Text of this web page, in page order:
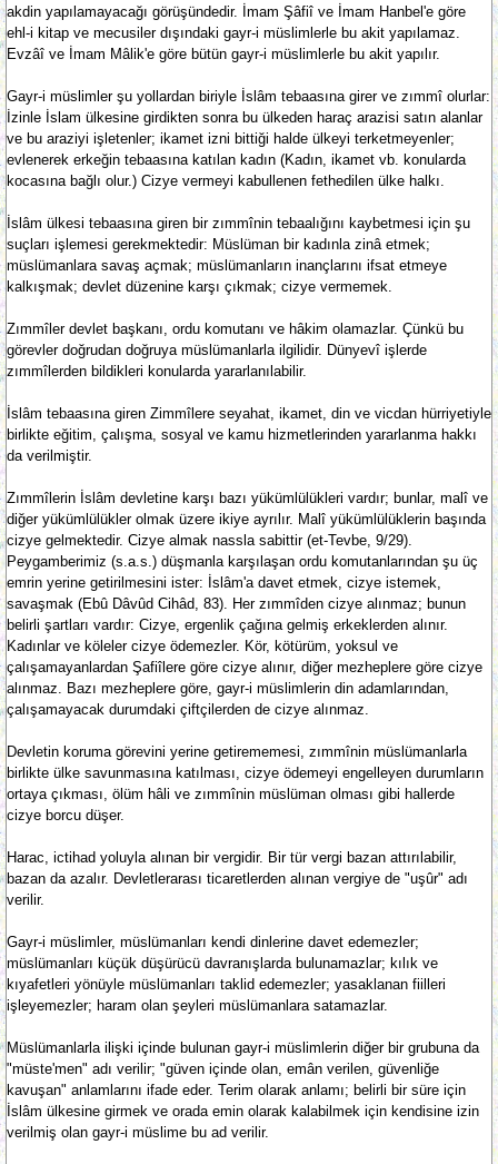
akdin yapılamayacağı görüşündedir. İmam Şâfiî ve İmam Hanbel'e göre
ehl-i kitap ve mecusiler dışındaki gayr-i müslimlerle bu akit yapılamaz.
Evzâî ve İmam Mâlik'e göre bütün gayr-i müslimlerle bu akit yapılır.
Gayr-i müslimler şu yollardan biriyle İslâm tebaasına girer ve zımmî olurlar:
İzinle İslam ülkesine girdikten sonra bu ülkeden haraç arazisi satın alanlar
ve bu araziyi işletenler; ikamet izni bittiği halde ülkeyi terketmeyenler;
evlenerek erkeğin tebaasına katılan kadın (Kadın, ikamet vb. konularda
kocasına bağlı olur.) Cizye vermeyi kabullenen fethedilen ülke halkı.
İslâm ülkesi tebaasına giren bir zımmînin tebaalığını kaybetmesi için şu
suçları işlemesi gerekmektedir: Müslüman bir kadınla zinâ etmek;
müslümanlara savaş açmak; müslümanların inançlarını ifsat etmeye
kalkışmak; devlet düzenine karşı çıkmak; cizye vermemek.
Zımmîler devlet başkanı, ordu komutanı ve hâkim olamazlar. Çünkü bu
görevler doğrudan doğruya müslümanlarla ilgilidir. Dünyevî işlerde
zımmîlerden bildikleri konularda yararlanılabilir.
İslâm tebaasına giren Zimmîlere seyahat, ikamet, din ve vicdan hürriyetiyle
birlikte eğitim, çalışma, sosyal ve kamu hizmetlerinden yararlanma hakkı
da verilmiştir.
Zımmîlerin İslâm devletine karşı bazı yükümlülükleri vardır; bunlar, malî ve
diğer yükümlülükler olmak üzere ikiye ayrılır. Malî yükümlülüklerin başında
cizye gelmektedir. Cizye almak nassla sabittir (et-Tevbe, 9/29).
Peygamberimiz (s.a.s.) düşmanla karşılaşan ordu komutanlarından şu üç
emrin yerine getirilmesini ister: İslâm'a davet etmek, cizye istemek,
savaşmak (Ebû Dâvûd Cihâd, 83). Her zımmîden cizye alınmaz; bunun
belirli şartları vardır: Cizye, ergenlik çağına gelmiş erkeklerden alınır.
Kadınlar ve köleler cizye ödemezler. Kör, kötürüm, yoksul ve
çalışamayanlardan Şafiîlere göre cizye alınır, diğer mezheplere göre cizye
alınmaz. Bazı mezheplere göre, gayr-i müslimlerin din adamlarından,
çalışamayacak durumdaki çiftçilerden de cizye alınmaz.
Devletin koruma görevini yerine getirememesi, zımmînin müslümanlarla
birlikte ülke savunmasına katılması, cizye ödemeyi engelleyen durumların
ortaya çıkması, ölüm hâli ve zımmînin müslüman olması gibi hallerde
cizye borcu düşer.
Harac, ictihad yoluyla alınan bir vergidir. Bir tür vergi bazan attırılabilir,
bazan da azalır. Devletlerarası ticaretlerden alınan vergiye de "uşûr" adı
verilir.
Gayr-i müslimler, müslümanları kendi dinlerine davet edemezler;
müslümanları küçük düşürücü davranışlarda bulunamazlar; kılık ve
kıyafetleri yönüyle müslümanları taklid edemezler; yasaklanan fiilleri
işleyemezler; haram olan şeyleri müslümanlara satamazlar.
Müslümanlarla ilişki içinde bulunan gayr-i müslimlerin diğer bir grubuna da
"müste'men" adı verilir; "güven içinde olan, emân verilen, güvenliğe
kavuşan" anlamlarını ifade eder. Terim olarak anlamı; belirli bir süre için
İslâm ülkesine girmek ve orada emin olarak kalabilmek için kendisine izin
verilmiş olan gayr-i müslime bu ad verilir.